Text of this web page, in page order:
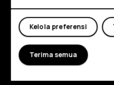
Tentang
Planet and people
Dukungan
FacebookInstagram
Tiktok
Kelola preferensi
Terima semua